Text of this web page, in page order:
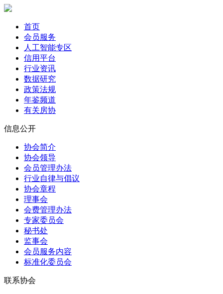
首页
会员服务
人工智能专区
信用平台
行业资讯
数据研究
政策法规
年鉴频道
有关房协
信息公开
协会简介
协会领导
会员管理办法
行业自律与倡议
协会章程
理事会
会费管理办法
专家委员会
秘书处
监事会
会员服务内容
标准化委员会
联系协会